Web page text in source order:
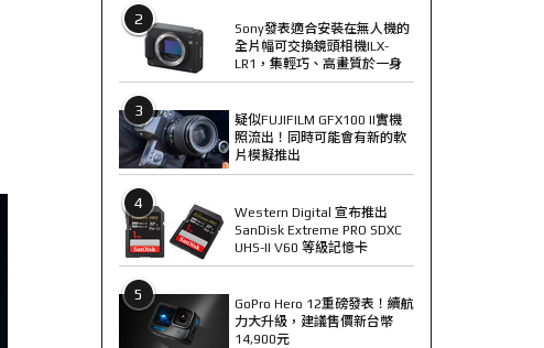
2
Sony發表適合安裝在無人機的
全片幅可交換鏡頭相機ILX-
LR1，集輕巧、高畫質於一身
3
疑似FUJIFILM GFX100 II實機
照流出！同時可能會有新的軟
片模擬推出
4
Western Digital 宣布推出
SanDisk Extreme PRO SDXC
UHS-II V60 等級記憶卡
5
GoPro Hero 12重磅發表！續航
力大升級，建議售價新台幣
14,900元